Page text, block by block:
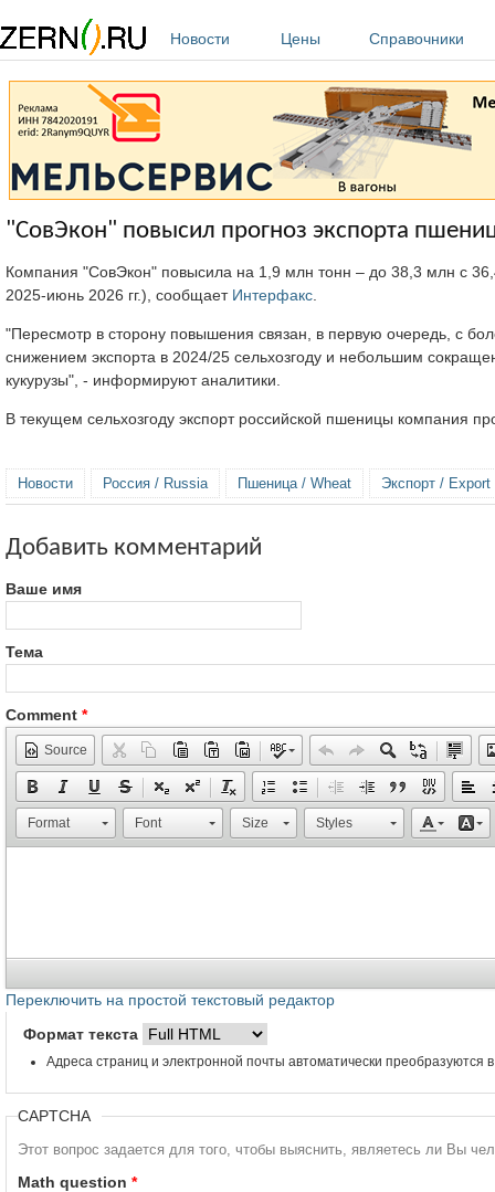
Новости
Цены Справочники
"СовЭкон" повысил прогноз экспорта
Компания "СовЭкон" повысила на 1,9 млн тонн – до 38,3 млн с
2025-июнь 2026 гг.), сообщает Интерфакс
"Пересмотр в сторону повышения связан, в первую очередь, с
снижением экспорта в 2024/25 сельхозгоду и небольшим
кукурузы", - информируют аналитики.
В текущем сельхозгоду экспорт российской пшеницы компания
Новости Россия / Russia Пшеница / Wheat Экспорт / Export
Добавить комментарий
Ваше имя
Тема
Comment *
Source
Format Font Size Styles
Переключить на простой текстовый редактор
Формат текста
Адреса страниц и электронной почты автоматически преобразуются
CAPTCHA
Этот вопрос задается для того, чтобы выяснить, являетесь ли Вы
Math question *